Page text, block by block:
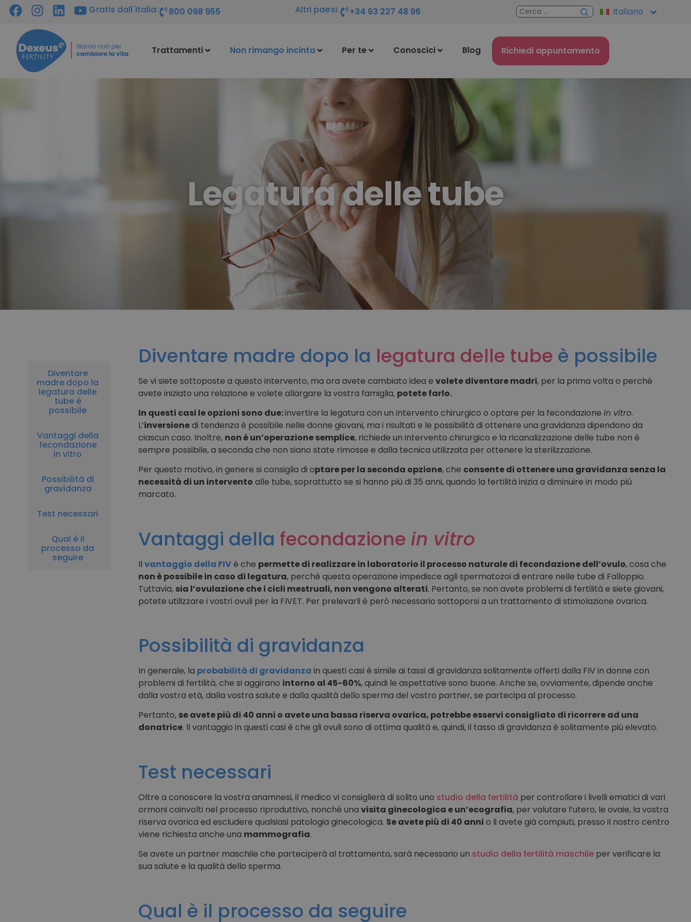
Gratis dall'Italia: 800 098 955 Altri paesi: +34 93 227 48 96 Italiano
Trattamenti Non rimango incinta Per te Conoscici Blog Richiedi appuntamento
Legatura delle tube
Diventare
madre dopo la
legatura delle
tube è
possibile
Vantaggi della
fecondazione
in vitro
Possibilità di
gravidanza
Test necessari
Qual è il
processo da
seguire
Diventare madre dopo la legatura delle tube è possibile
Se vi siete sottoposte a questo intervento, ma ora avete cambiato idea e volete diventare madri, per la prima volta o perché
avete iniziato una relazione e volete allargare la vostra famiglia, potete farlo.
In questi casi le opzioni sono due:invertire la legatura con un intervento chirurgico o optare per la fecondazione in vitro.
L’inversionedi tendenza è possibile nelle donne giovani, ma i risultati e le possibilità di ottenere una gravidanza dipendono da
ciascun caso. Inoltre, non è un’operazione semplice, richiede un intervento chirurgico e la ricanalizzazione delle tube non è
sempre possibile, a seconda che non siano state rimosse e dalla tecnica utilizzata per ottenere la sterilizzazione.
Per questo motivo, in genere si consiglia di optare per la seconda opzione, che consente di ottenere una gravidanza senza la
necessità di un intervento alle tube, soprattutto se si hanno più di 35 anni, quando la fertilità inizia a diminuire in modo più
marcato.
Vantaggi della fecondazione in vitro
Il vantaggio della FIVè che permette di realizzare in laboratorio il processo naturale di fecondazione dell’ovulo, cosa che
non è possibile in caso di legatura, perché questa operazione impedisce agli spermatozoi di entrare nelle tube di Falloppio.
Tuttavia, sia l’ovulazione che i cicli mestruali, non vengono alterati. Pertanto, se non avete problemi di fertilità e siete giovani,
potete utilizzare i vostri ovuli per la FIVET. Per prelevarli è peró necessario sottoporsi a un trattamento di stimolazione ovarica.
Possibilità di gravidanza
In generale, la probabilità di gravidanza in questi casi è simile ai tassi di gravidanza solitamente offerti dalla FIV in donne con
problemi di fertilità, che si aggirano intorno al 45-60%, quindi le aspettative sono buone. Anche se, ovviamente, dipende anche
dalla vostra età, dalla vostra salute e dalla qualità dello sperma del vostro partner, se partecipa al processo.
Pertanto, se avete più di 40 anni o avete una bassa riserva ovarica, potrebbe esservi consigliato di ricorrere ad una
donatrice. Il vantaggio in questi casi è che gli ovuli sono di ottima qualità e, quindi, il tasso di gravidanza è solitamente più elevato.
Test necessari
Oltre a conoscere la vostra anamnesi, il medico vi consiglierà di solito uno studio della fertilità per controllare i livelli ematici di vari
ormoni coinvolti nel processo riproduttivo, nonché una visita ginecologica e un’ecografia, per valutare l’utero, le ovaie, la vostra
riserva ovarica ed escludere qualsiasi patologia ginecologica. Se avete più di 40 anni o li avete già compiuti, presso il nostro centro
viene richiesta anche una mammografia.
Se avete un partner maschile che parteciperà al trattamento, sarà necessario un studio della fertilità maschileper verificare la
sua salute e la qualità dello sperma.
Qual è il processo da seguire